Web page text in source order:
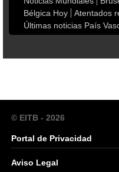
Bélgica Hoy
Atentados
Últimas noticias País
© EITB - 2026
Portal de Privacidad
Aviso Legal